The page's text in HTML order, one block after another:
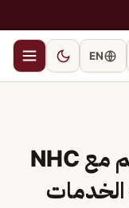
EN
"سبل" توقع مذكرة تفاهم مع NHC
الخدمات